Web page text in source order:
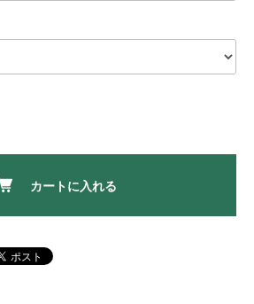
カートに入れる